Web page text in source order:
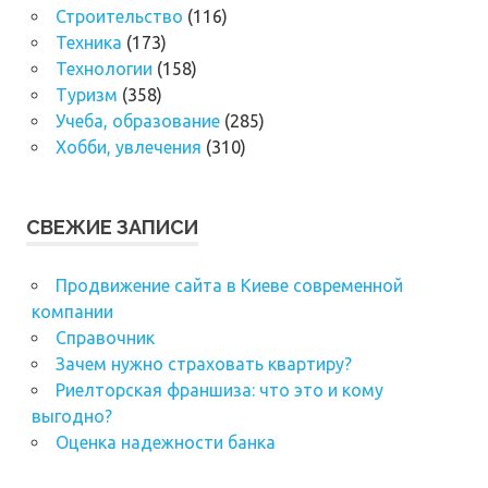
Строительство (116)
Техника (173)
Технологии (158)
Туризм (358)
Учеба, образование(285)
Хобби, увлечения (310)
СВЕЖИЕ ЗАПИСИ
Продвижение сайта в Киеве современной
компании
Справочник
Зачем нужно страховать квартиру?
Риелторская франшиза: что это и кому
выгодно?
Оценка надежности банка